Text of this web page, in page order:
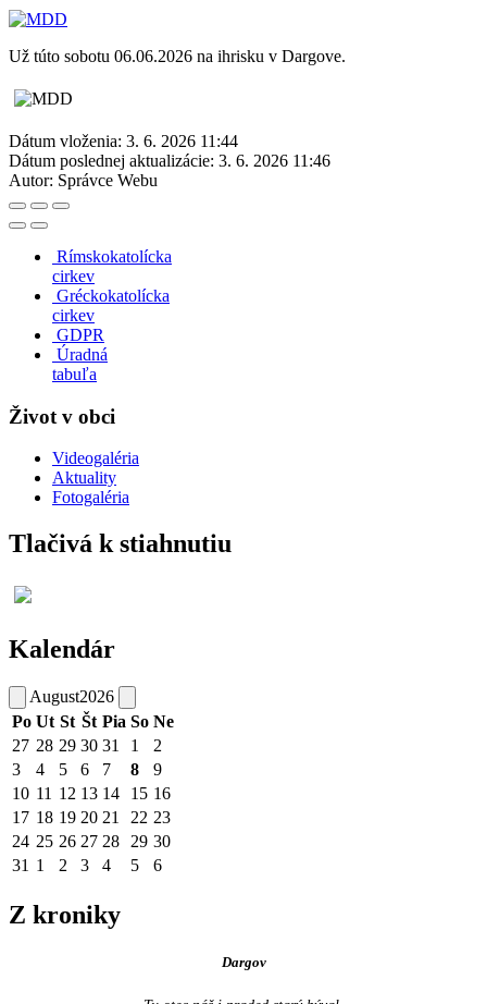
Už túto sobotu 06.06.2026 na ihrisku v Dargove.
Dátum vloženia: 3. 6. 2026 11:44
Dátum poslednej aktualizácie: 3. 6. 2026 11:46
Autor: Správce Webu
Rímskokatolícka
cirkev
Gréckokatolícka
cirkev
GDPR
Úradná
tabuľa
Život v obci
Videogaléria
Aktuality
Fotogaléria
Tlačivá k stiahnutiu
Kalendár
August2026
Po Ut St Št Pia So Ne
27 28 29 30 31 1
2
3
4 5 6 7 8
9
10 11 12 13 14 15 16
17 18 19 20 21 22 23
24 25 26 27 28 29 30
31 1 2 3 4 5 6
Z kroniky
Dargov